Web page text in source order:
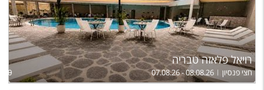
רויאל פלאזה טבריה
חצי פנסיון 07.08.26 - 08.08.26